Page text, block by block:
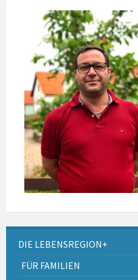
DIE LEBENSREGION+
FÜR FAMILIEN